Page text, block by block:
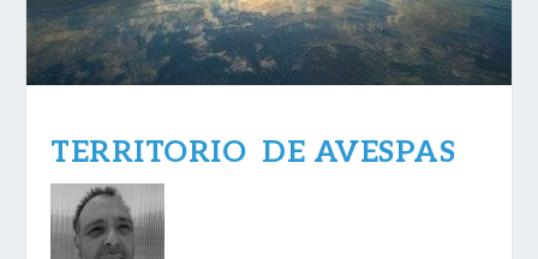
TERRITORIO DE AVESPAS